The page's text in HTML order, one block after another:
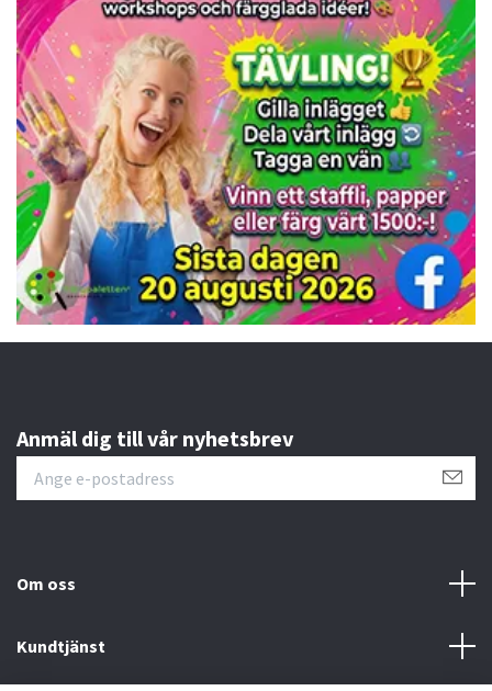
Anmäl dig till vår nyhetsbrev
Om oss
Kundtjänst